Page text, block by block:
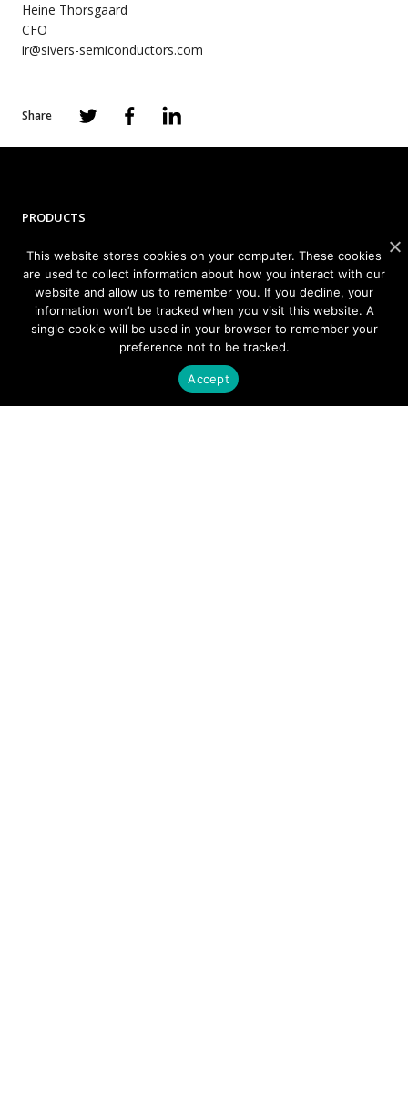
Heine Thorsgaard
CFO
ir@sivers-semiconductors.com
Share
PRODUCTS
Photonics
Wireless
Satellite Communications (SATCOM)
This website stores cookies on your computer. These cookies
are used to collect information about how you interact with our
website and allow us to remember you. If you decline, your
information won’t be tracked when you visit this website. A
single cookie will be used in your browser to remember your
preference not to be tracked.
Accept